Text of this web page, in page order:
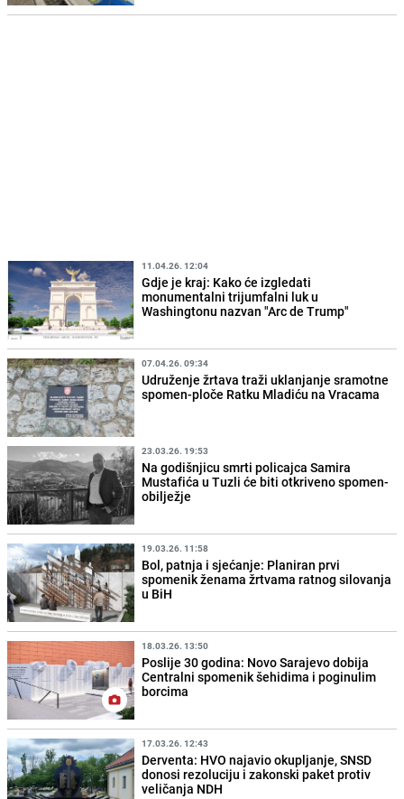
11.04.26. 12:04
Gdje je kraj: Kako će izgledati
monumentalni trijumfalni luk u
Washingtonu nazvan "Arc de Trump"
07.04.26. 09:34
Udruženje žrtava traži uklanjanje sramotne
spomen-ploče Ratku Mladiću na Vracama
23.03.26. 19:53
Na godišnjicu smrti policajca Samira
Mustafića u Tuzli će biti otkriveno spomen-
obilježje
19.03.26. 11:58
Bol, patnja i sjećanje: Planiran prvi
spomenik ženama žrtvama ratnog silovanja
u BiH
18.03.26. 13:50
Poslije 30 godina: Novo Sarajevo dobija
Centralni spomenik šehidima i poginulim
borcima
17.03.26. 12:43
Derventa: HVO najavio okupljanje, SNSD
donosi rezoluciju i zakonski paket protiv
veličanja NDH